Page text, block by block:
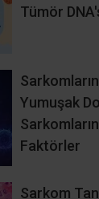
Tümör
Yumuşak
Faktörler
Sarkom